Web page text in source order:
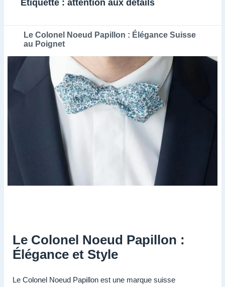
Étiquette : attention aux détails
Le Colonel Noeud Papillon : Élégance Suisse
au Poignet
Le Colonel Noeud Papillon :
Élégance et Style
Le Colonel Noeud Papillon est une marque suisse